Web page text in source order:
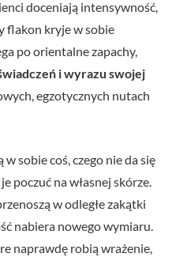
doceniają intensywność,
flakon kryje w sobie
po orientalne zapachy,
i wyrazu swojej
egzotycznych nutach
sobie coś, czego nie da się
poczuć na własnej skórze.
w odległe zakątki
nabiera nowego wymiaru.
naprawdę robią wrażenie,